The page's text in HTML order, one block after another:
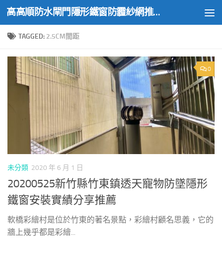
Skip to content 高高順防水閘門隱形鐵窗防霾紗網推薦實績
TAGGED: 2.5CM間距
0
未分類 2020 年 6 月 1 日
20200525新竹縣竹東鎮透天寵物防墜隱形
鐵窗安裝實績分享推薦
軟橋彩繪村是位於竹東的著名景點，彩繪村顧名思義，它的
牆上幾乎都是彩繪...